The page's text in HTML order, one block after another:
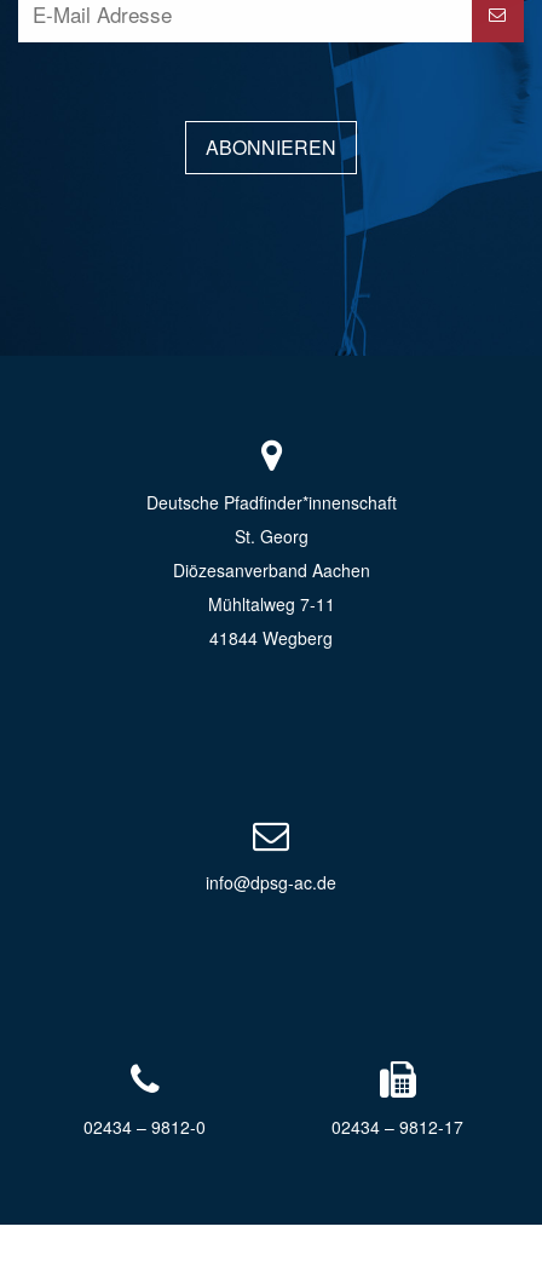
ABONNIEREN
Deutsche Pfadfinder*innenschaft
St. Georg
Diözesanverband Aachen
Mühltalweg 7-11
41844 Wegberg
info@dpsg-ac.de
02434 – 9812-0 02434 – 9812-17